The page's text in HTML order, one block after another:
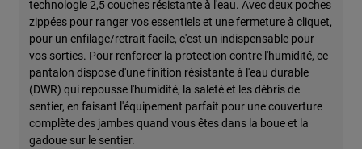
technologie 2,5 couches résistante à l'eau. Avec deux poches
zippées pour ranger vos essentiels et une fermeture à cliquet,
pour un enfilage/retrait facile, c'est un indispensable pour
vos sorties. Pour renforcer la protection contre l'humidité, ce
pantalon dispose d'une finition résistante à l'eau durable
(DWR) qui repousse l'humidité, la saleté et les débris de
sentier, en faisant l'équipement parfait pour une couverture
complète des jambes quand vous êtes dans la boue et la
gadoue sur le sentier.